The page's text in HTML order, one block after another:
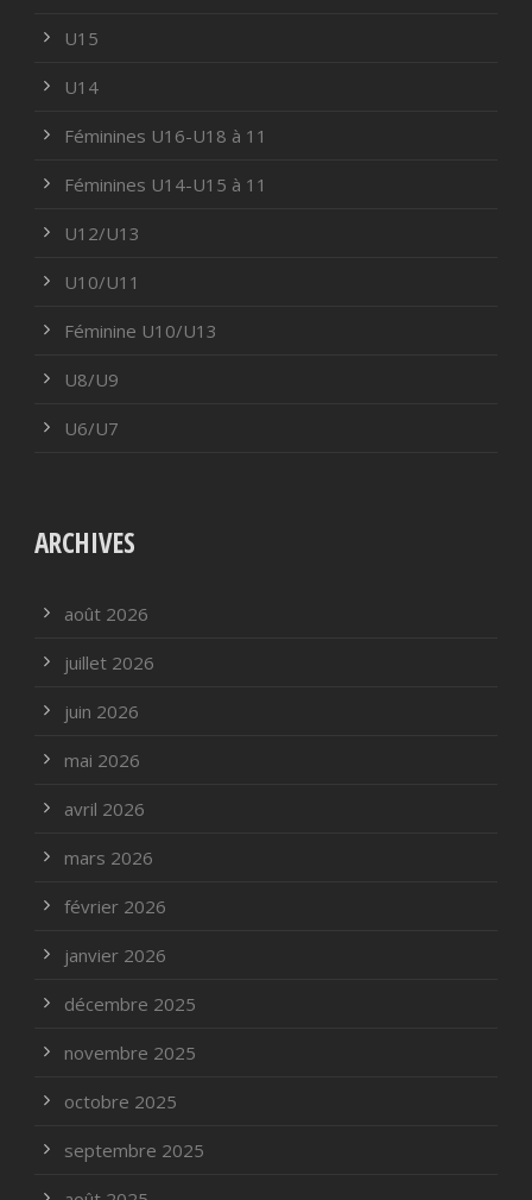
U15
U14
Féminines U16-U18 à 11
Féminines U14-U15 à 11
U12/U13
U10/U11
Féminine U10/U13
U8/U9
U6/U7
ARCHIVES
août 2026
juillet 2026
juin 2026
mai 2026
avril 2026
mars 2026
février 2026
janvier 2026
décembre 2025
novembre 2025
octobre 2025
septembre 2025